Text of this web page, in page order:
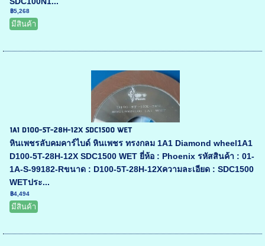
฿5,268
มีสินค้า
1A1 D100-5T-28H-12X SDC1500 WET
หินเพชรลับคมคาร์ไบด์ หินเพชร ทรงกลม 1A1 Diamond wheel1A1
D100-5T-28H-12X SDC1500 WET ยี่ห้อ : Phoenix รหัสสินค้า : 01-
1A-S-99182-Rขนาด : D100-5T-28H-12Xความละเอียด : SDC1500
WETประ...
฿4,494
มีสินค้า